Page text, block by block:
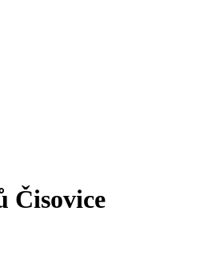
Čisovice